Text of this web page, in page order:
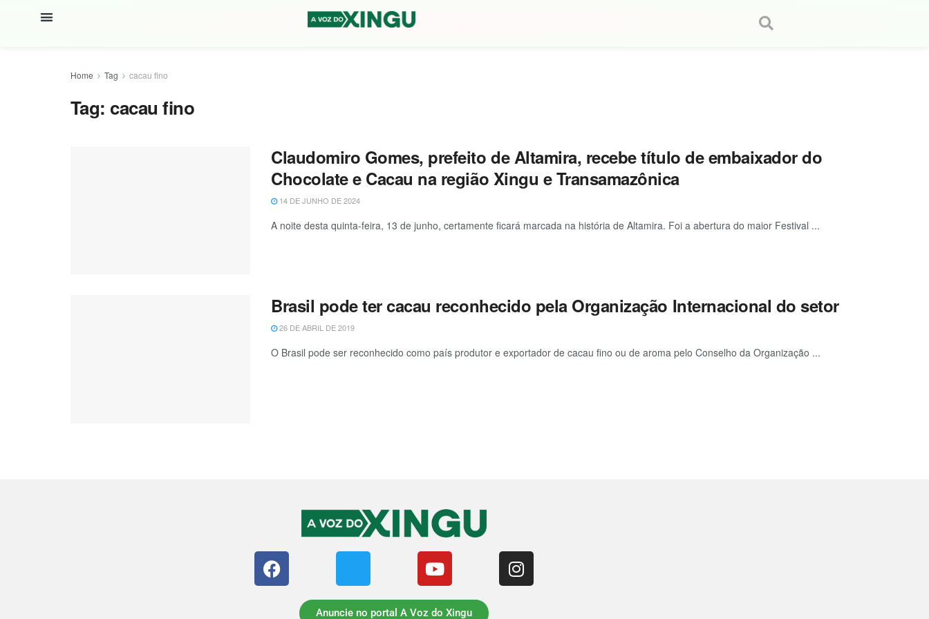
Home Tag cacau fino
Tag: cacau fino
Claudomiro Gomes, prefeito de Altamira, recebe título de embaixador do
Chocolate e Cacau na região Xingu e Transamazônica
14 DE JUNHO DE 2024
A noite desta quinta-feira, 13 de junho, certamente ficará marcada na história de Altamira. Foi a abertura do maior Festival ...
Brasil pode ter cacau reconhecido pela Organização Internacional do setor
26 DE ABRIL DE 2019
O Brasil pode ser reconhecido como país produtor e exportador de cacau fino ou de aroma pelo Conselho da Organização ...
Anuncie no portal A Voz do Xingu